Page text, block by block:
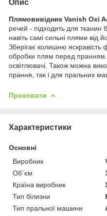
Опис
Плямовивідник Vanish Oxi
речей - підходить для тканин
навіть самі сильні плями від
Зберігає колишню яскравість
обробки плям перед пранням.
освітлювачі. Також можна
прання, так і для пральних
Приховати
Характеристики
Основні
Виробник
Об`єм
Країна виробник
Тип білизни
Тип пральної машини